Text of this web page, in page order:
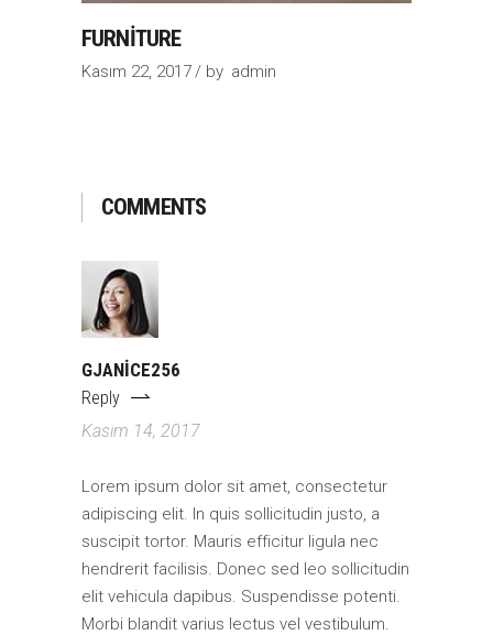
FURNITURE
Kasım 22, 2017 by admin
COMMENTS
GJANICE256
Reply
Kasım 14, 2017
Lorem ipsum dolor sit amet, consectetur
adipiscing elit. In quis sollicitudin justo, a
suscipit tortor. Mauris efficitur ligula nec
hendrerit facilisis. Donec sed leo sollicitudin
elit vehicula dapibus. Suspendisse potenti.
Morbi blandit varius lectus vel vestibulum.